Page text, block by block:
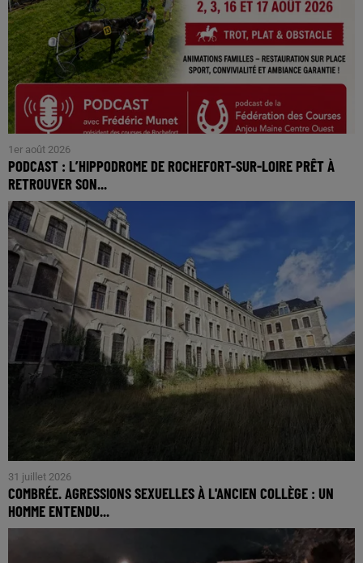
1er août 2026
PODCAST : L’HIPPODROME DE ROCHEFORT-SUR-LOIRE PRÊT À
RETROUVER SON...
31 juillet 2026
COMBRÉE. AGRESSIONS SEXUELLES À L'ANCIEN COLLÈGE : UN
HOMME ENTENDU...